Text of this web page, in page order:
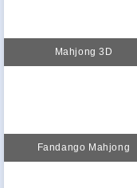
Mahjong 3D
Fandango Mahjong